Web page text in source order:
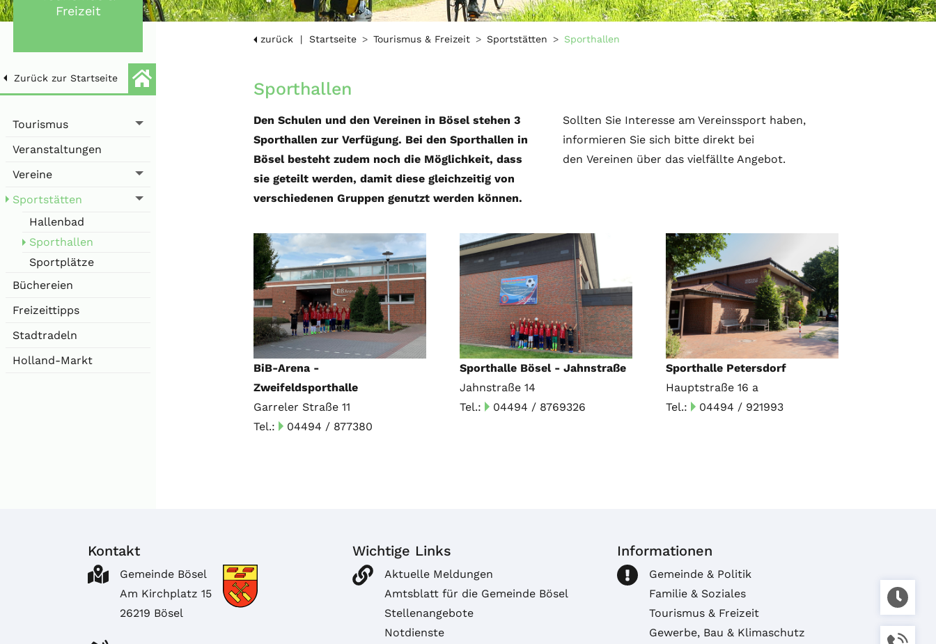
Freizeit
Zurück zur Startseite
Tourismus
Veranstaltungen
Vereine
Sportstätten
Hallenbad
Sporthallen
Sportplätze
Büchereien
Freizeittipps
Stadtradeln
Holland-Markt
zurück Startseite Tourismus & Freizeit Sportstätten Sporthallen
Sporthallen
Den Schulen und den Vereinen in Bösel stehen 3
Sporthallen zur Verfügung. Bei den Sporthallen in
Bösel besteht zudem noch die Möglichkeit, dass
sie geteilt werden, damit diese gleichzeitig von
verschiedenen Gruppen genutzt werden können.
Sollten Sie Interesse am Vereinssport haben,
informieren Sie sich bitte direkt bei
den Vereinen über das vielfällte Angebot.
BiB-Arena -
Zweifeldsporthalle
Garreler Straße 11
Tel.:
04494 / 877380
Sporthalle Bösel - Jahnstraße
Jahnstraße 14
Tel.:
04494 / 8769326
Sporthalle Petersdorf
Hauptstraße 16 a
Tel.:
04494 / 921993
Kontakt
Gemeinde Bösel
Am Kirchplatz 15
26219 Bösel
Wichtige Links
Aktuelle Meldungen
Amtsblatt für die Gemeinde Bösel
Stellenangebote
Notdienste
Informationen
Gemeinde & Politik
Familie & Soziales
Tourismus & Freizeit
Gewerbe, Bau & Klimaschutz